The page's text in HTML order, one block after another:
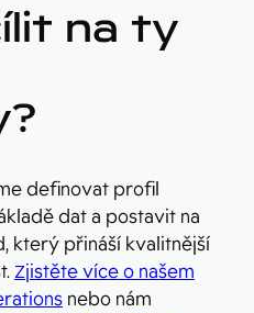
na ty
definovat profil
dat a postavit na
který přináší kvalitnější
Zjistěte více o našem
nebo nám